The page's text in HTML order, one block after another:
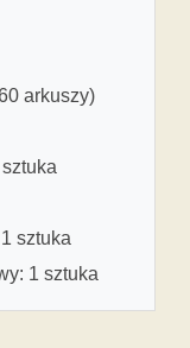
arkuszy)
sztuka
1 sztuka